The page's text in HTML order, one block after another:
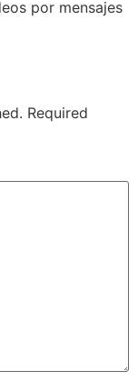
por mensajes
Required